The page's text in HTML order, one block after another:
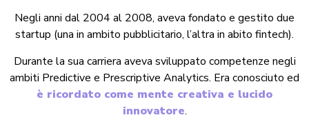
Negli anni dal 2004 al 2008, aveva fondato e gestito due
startup (una in ambito pubblicitario, l’altra in abito fintech).
Durante la sua carriera aveva sviluppato competenze negli
ambiti Predictive e Prescriptive Analytics. Era conosciuto ed
è ricordato come mente creativa e lucido
innovatore.